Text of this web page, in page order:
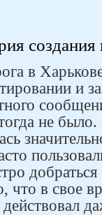
создания
в
и
не
что в свое